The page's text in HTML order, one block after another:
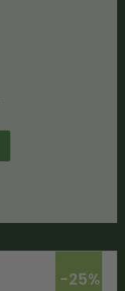
-25%